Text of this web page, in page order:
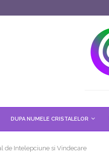
DUPA NUMELE CRISTALELOR
de Intelepciune si Vindecare